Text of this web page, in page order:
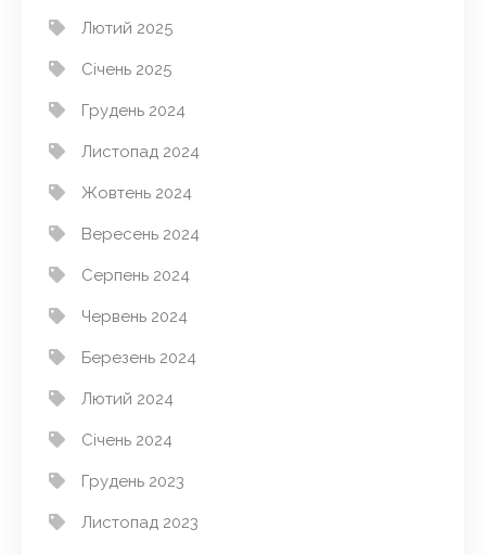
Лютий 2025
Січень 2025
Грудень 2024
Листопад 2024
Жовтень 2024
Вересень 2024
Серпень 2024
Червень 2024
Березень 2024
Лютий 2024
Січень 2024
Грудень 2023
Листопад 2023